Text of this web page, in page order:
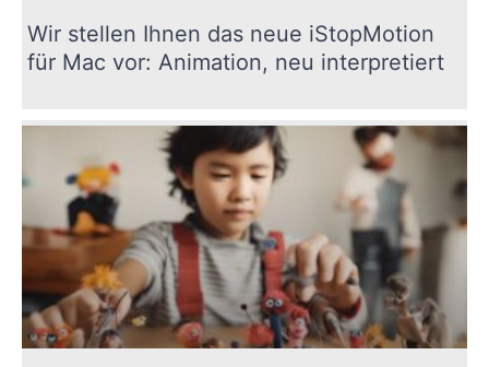
Wir stellen Ihnen das neue iStopMotion
für Mac vor: Animation, neu interpretiert